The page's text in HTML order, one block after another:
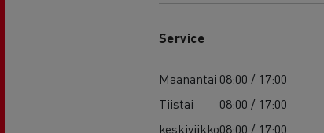
Service
Maanantai 08:00 / 17:00
Tiistai
08:00 / 17:00
keskiviikko08:00 / 17:00